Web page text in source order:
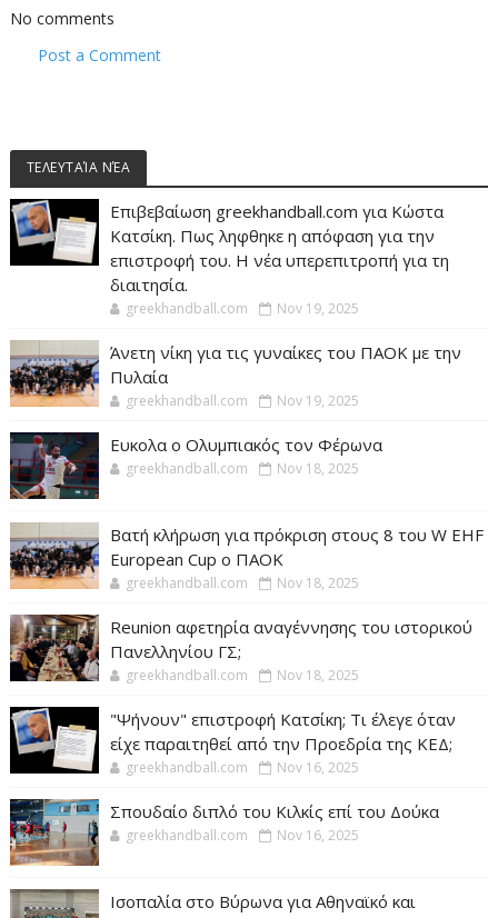
No comments
Post a Comment
ΤΕΛΕΥΤΑΊΑ ΝΈΑ
Επιβεβαίωση greekhandball.com για Κώστα
Κατσίκη. Πως ληφθηκε η απόφαση για την
επιστροφή του. Η νέα υπερεπιτροπή για τη
διαιτησία.
greekhandball.com Nov 19, 2025
Άνετη νίκη για τις γυναίκες του ΠΑΟΚ με την
Πυλαία
greekhandball.com Nov 19, 2025
Ευκολα ο Ολυμπιακός τον Φέρωνα
greekhandball.com Nov 18, 2025
Βατή κλήρωση για πρόκριση στους 8 του W EHF
European Cup ο ΠΑΟΚ
greekhandball.com Nov 18, 2025
Reunion αφετηρία αναγέννησης του ιστορικού
Πανελληνίου ΓΣ;
greekhandball.com Nov 18, 2025
"Ψήνουν" επιστροφή Κατσίκη; Τι έλεγε όταν
είχε παραιτηθεί από την Προεδρία της ΚΕΔ;
greekhandball.com Nov 16, 2025
Σπουδαίο διπλό του Κιλκίς επί του Δούκα
greekhandball.com Nov 16, 2025
Ισοπαλία στο Βύρωνα για Αθηναϊκό και